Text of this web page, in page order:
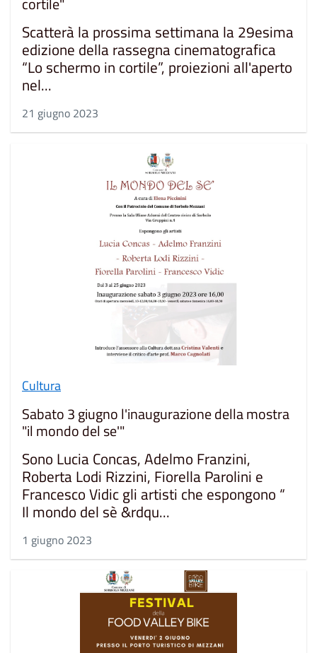
Scatterà la prossima settimana la 29esima
edizione della rassegna cinematografica
“Lo schermo in cortile”, proiezioni all'aperto
nel...
21 giugno 2023
Cultura
Sabato 3 giugno l'inaugurazione della mostra
"il mondo del se'"
Sono Lucia Concas, Adelmo Franzini,
Roberta Lodi Rizzini, Fiorella Parolini e
Francesco Vidic gli artisti che espongono “
Il mondo del sè &rdqu...
1 giugno 2023